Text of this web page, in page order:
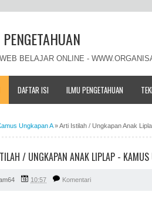
BELAJAR ONLINE -
DAFTAR ISI ILMU PENGETAHUAN
Ungkapan A»Arti Istilah / Ungkapan Anak
/ UNGKAPAN ANAK LIPLAP - KAMUS
10:57 Komentari